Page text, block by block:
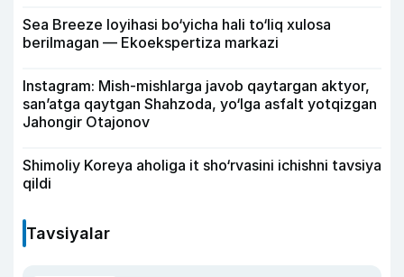
Sea Breeze loyihasi bo‘yicha hali to‘liq xulosa
berilmagan — Ekoekspertiza markazi
Instagram: Mish-mishlarga javob qaytargan aktyor,
san’atga qaytgan Shahzoda, yo‘lga asfalt yotqizgan
Jahongir Otajonov
Shimoliy Koreya aholiga it sho‘rvasini ichishni tavsiya
qildi
Tavsiyalar